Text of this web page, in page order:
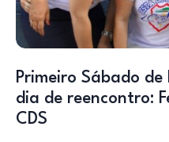
Primeiro Sábado de
dia de reencontro:
CDS